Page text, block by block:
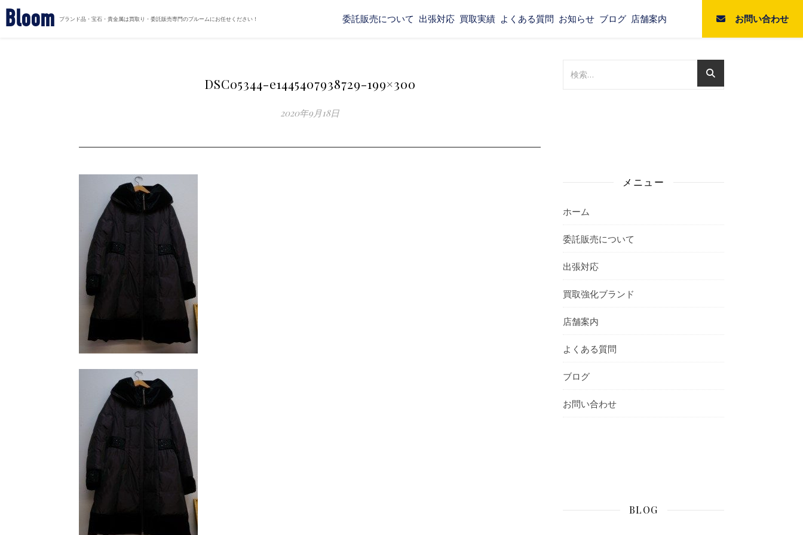
Bloom ブランド品・宝石・貴金属は買取り・委託販売専門のブルームにお任せください！ 委託販売について 出張対応 買取実績 よくある質問 お知らせ ブログ 店舗案内 お問い合わせ
DSC05344-e1445407938729-199×300
2020年9月18日
メニュー
ホーム
委託販売について
出張対応
買取強化ブランド
店舗案内
よくある質問
ブログ
お問い合わせ
BLOG